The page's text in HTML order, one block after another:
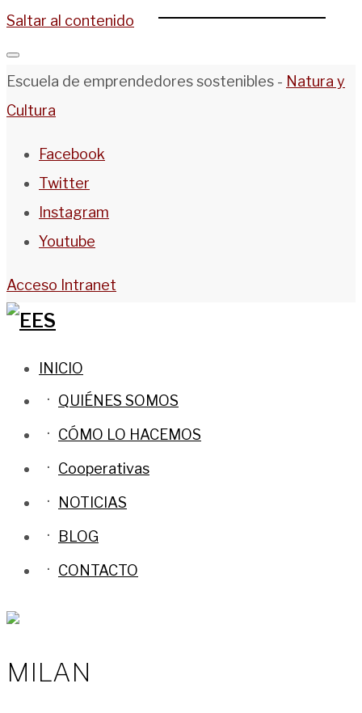
Saltar al contenido
Escuela de emprendedores sostenibles - Natura y
Cultura
Facebook
Twitter
Instagram
Youtube
Acceso Intranet
INICIO
QUIÉNES SOMOS
CÓMO LO HACEMOS
Cooperativas
NOTICIAS
BLOG
CONTACTO
MILAN